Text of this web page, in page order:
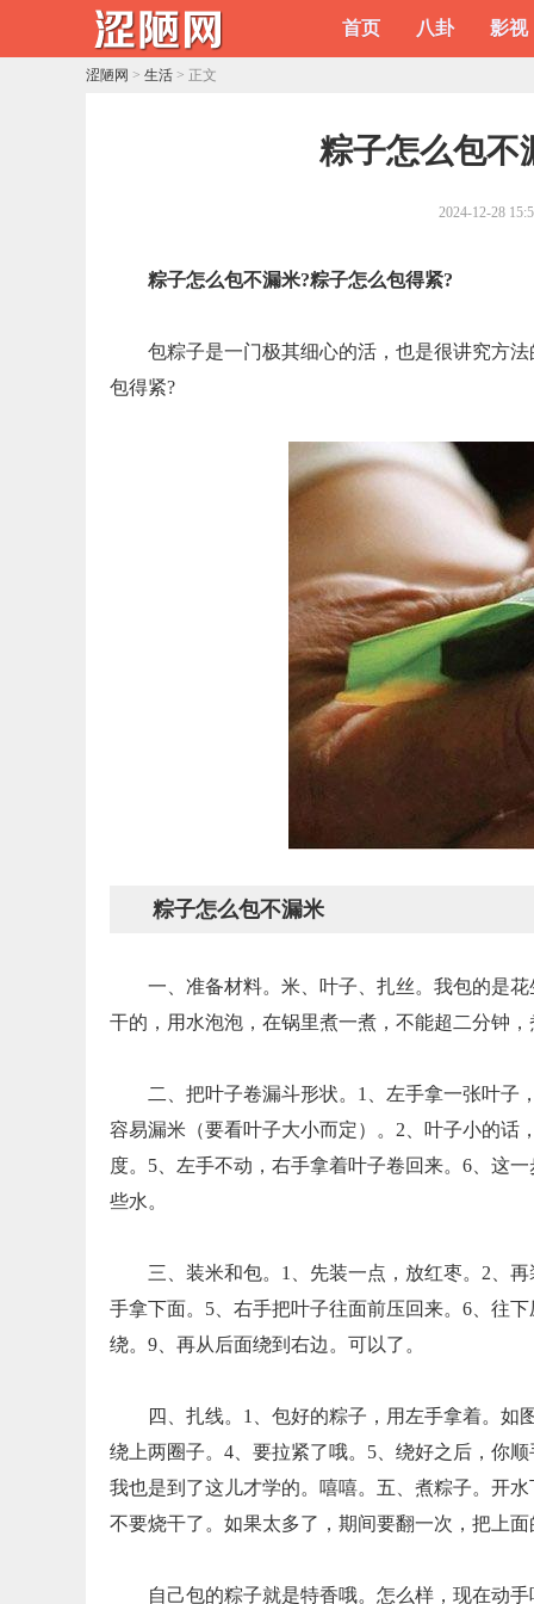
首页 八卦 影视
涩陋网 > 生活 > 正文
粽子怎么包不
2024-12-28
粽子怎么包不漏米?粽子怎么包得紧?
包粽子是一门极其细心的活，也是很讲究方
包得紧?
粽子怎么包不漏米
一、准备材料。米、叶子、扎丝。我包的是
干的，用水泡泡，在锅里煮一煮，不能超二分钟
二、把叶子卷漏斗形状。1、左手拿一张叶子
容易漏米（要看叶子大小而定）。2、叶子小的话
度。5、左手不动，右手拿着叶子卷回来。6、这
些水。
三、装米和包。1、先装一点，放红枣。2、
手拿下面。5、右手把叶子往面前压回来。6、往
绕。9、再从后面绕到右边。可以了。
四、扎线。1、包好的粽子，用左手拿着。如
绕上两圈子。4、要拉紧了哦。5、绕好之后，你
我也是到了这儿才学的。嘻嘻。五、煮粽子。开
不要烧干了。如果太多了，期间要翻一次，把上
自己包的粽子就是特香哦。怎么样，现在动